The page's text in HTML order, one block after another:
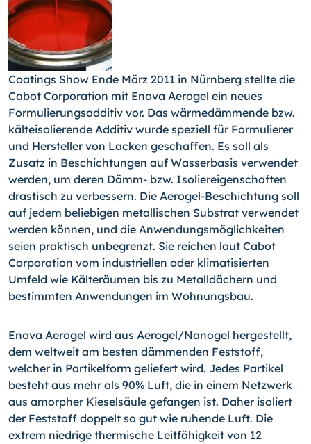
Coatings Show Ende März 2011 in Nürnberg stellte die
Cabot Corporation mit Enova Aerogel ein neues
Formulierungsadditiv vor. Das wärmedämmende bzw.
kälteisolierende Additiv wurde speziell für Formulierer
und Hersteller von Lacken geschaffen. Es soll als
Zusatz in Beschichtungen auf Wasserbasis verwendet
werden, um deren Dämm- bzw. Isoliereigenschaften
drastisch zu verbessern. Die Aerogel-Beschichtung soll
auf jedem beliebigen metallischen Substrat verwendet
werden können, und die Anwendungs­möglichkeiten
seien praktisch unbegrenzt. Sie reichen laut Cabot
Corporation vom industriellen oder klimatisierten
Umfeld wie Kälteräumen bis zu Metalldächern und
bestimmten Anwendungen im Wohnungsbau.
Enova Aerogel wird aus Aerogel/Nanogel hergestellt,
dem weltweit am besten dämmenden Feststoff,
welcher in Partikelform geliefert wird. Jedes Partikel
besteht aus mehr als 90% Luft, die in einem Netzwerk
aus amorpher Kieselsäule gefangen ist. Daher isoliert
der Feststoff doppelt so gut wie ruhende Luft. Die
extrem niedrige thermische Leitfähigkeit von 12